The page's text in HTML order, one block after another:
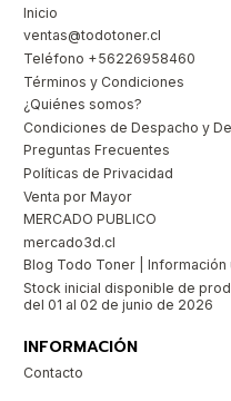
Inicio
ventas@todotoner.cl
Teléfono +56226958460
Términos y Condiciones
¿Quiénes somos?
Condiciones de Despacho y
Preguntas Frecuentes
Políticas de Privacidad
Venta por Mayor
MERCADO PUBLICO
mercado3d.cl
Blog Todo Toner | Información
Stock inicial disponible de
del 01 al 02 de junio de 2026
INFORMACIÓN
Contacto